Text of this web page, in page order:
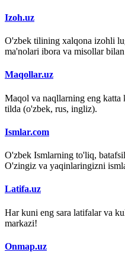
Izoh.uz
O'zbek tilining xalqona izohli
ma'nolari ibora va misollar
Maqollar.uz
Maqol va naqllarning eng
tilda (o'zbek, rus, ingliz).
Ismlar.com
O'zbek Ismlarning to'liq,
O'zingiz va yaqinlaringizni
Latifa.uz
Har kuni eng sara latifalar va
markazi!
Onmap.uz